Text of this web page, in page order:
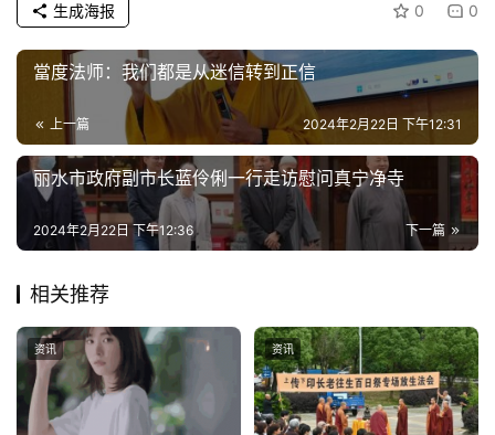
寺
院
巡
视
频
纪
录
佛
教
艺
术
0 0
生成海报
當度法师：我们都是从迷信转到正信
上一篇 2024年2月22日 下午12:31
丽水市政府副市长蓝伶俐一行走访慰问真宁净寺
下一篇
2024年2月22日 下午12:36
相关推荐
资讯 资讯